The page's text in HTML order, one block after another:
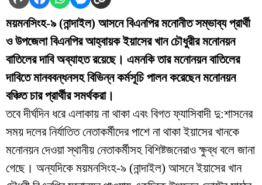
ময়মনসিংহ-৯ (নান্দাইল) আসনে বিএনপির মনোনীত সম্ভাব্য প্রার্থী
ও উপজেলা বিএনপির আহ্বায়ক ইয়াসের খান চৌধুরীর মনোনয়ন
বাতিলের দাবি অব্যাহত রয়েছে। এমনকি তার মনোনয়ন বাতিলের
দাবিতে মানববন্ধনসহ বিভিন্ন কর্মসূচি পালন করেছেন মনোনয়ন
বঞ্চিত চার প্রার্থীর সমর্থকরা।
তবে দীর্ঘদিন ধরে এলাকায় না থাকা এবং বিগত ফ্যাসিবাদী দু:শাসনের
সময় দলের নির্যাতিত নেতাকর্মীদের পাশে না থাকা ইয়াসের খানকে
মনোনয়ন দেওয়া স্থানীয় নেতাকর্মীসহ বিশিষ্টজনেরাও ক্ষুব্ধ বলে জানা
গেছে। অন্যদিকে ময়মনসিংহ-৯ (নান্দাইল) আসনে ইয়াসের খান